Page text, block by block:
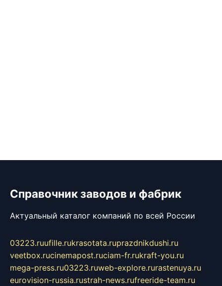
Справочник заводов и фабрик
Актуальный каталог компаний по всей России
03223.ruufille.rukrasotata.ruprazdnikdushi.ru
veetbox.rucinemapost.ruciam-fr.rukraft-you.ru
mega-press.ru03223.ruweb-explore.rurastenuya.ru
eurovision-russia.rustrah-news.rufreeride-team.ru